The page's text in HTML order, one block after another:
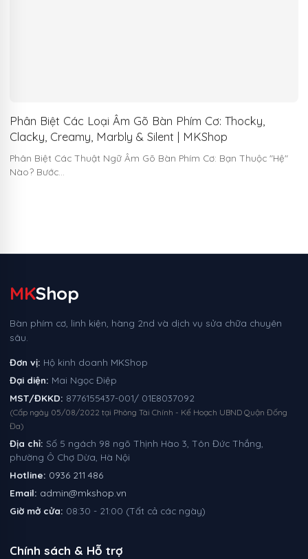
Phân Biệt Các Loại Âm Gõ Bàn Phím Cơ: Thocky,
Clacky, Creamy, Marbly & Silent | MKShop
Phân Biệt Các Thuật Ngữ Âm Gõ Bàn Phím Cơ: Bạn Thuộc "Hệ"
Nào? Bước…
MKShop
Bàn phím cơ, linh kiện, hàng 2nd và dịch vụ sửa chữa chuyên
sâu.
Đơn vị: Hộ kinh doanh MKShop
Đại diện: Mai Ngọc Điệp
MST/ĐKKD: 8776155437-001/ 01E8037092
(Cấp ngày 05/08/2022 tại Phòng Tài Chính - Kế Hoạch UBND Quận Đống
Đa)
Địa chỉ: Số 5 ngách 98 ngõ Thịnh Hào 3, Tôn Đức Thắng,
phường Ô Chợ Dừa, Hà Nội
Hotline: 0936 211 486
Email: admin@mkshop.vn
Giờ mở cửa: 08:30 - 21:00 (Tất cả các ngày)
Chính sách & Hỗ trợ